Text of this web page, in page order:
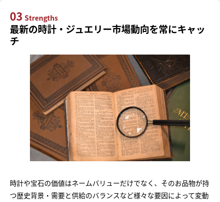
03 Strengths
最新の時計・ジュエリー市場動向を常にキャッ
チ
時計や宝石の価値はネームバリューだけでなく、そのお品物が持
つ歴史背景・需要と供給のバランスなど様々な要因によって変動